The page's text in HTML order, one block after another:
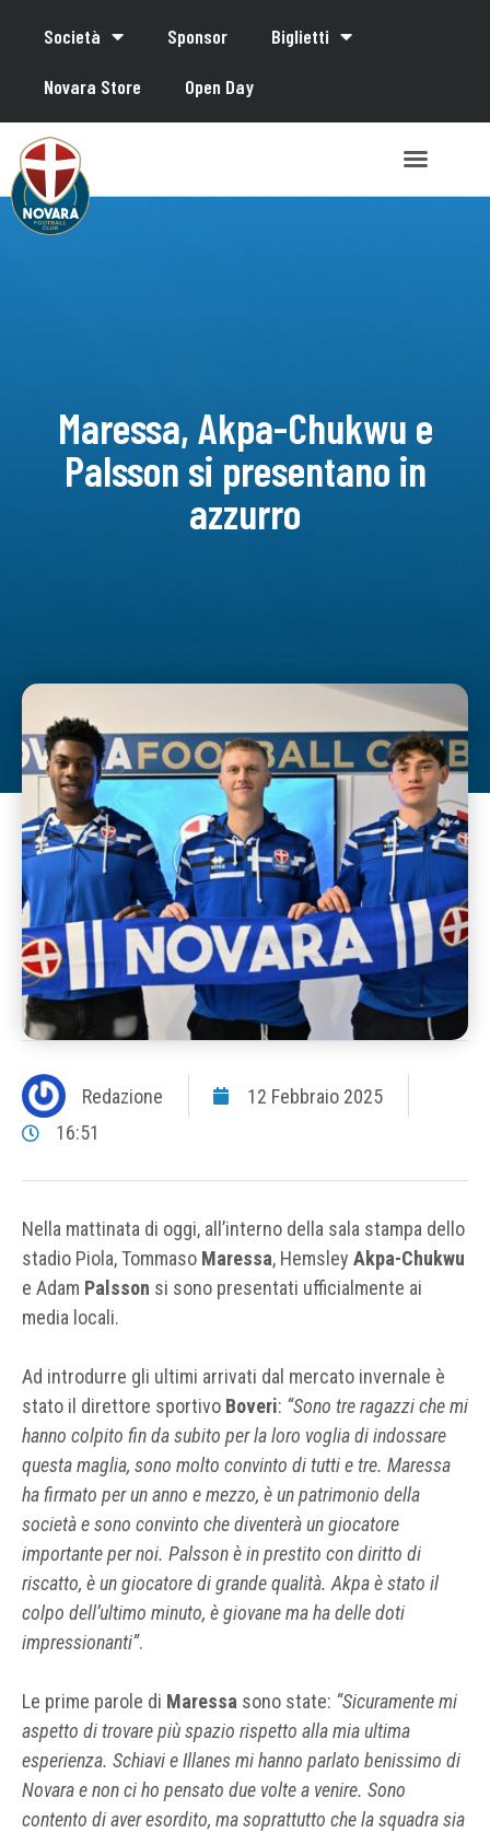
Società Sponsor Biglietti
Novara Store Open Day
Maressa, Akpa-Chukwu e
Palsson si presentano in
azzurro
Redazione
12 Febbraio 2025
16:51
Nella mattinata di oggi, all’interno della sala stampa dello
stadio Piola, Tommaso Maressa, Hemsley Akpa-Chukwu
e Adam Palsson si sono presentati ufficialmente ai
media locali.
Ad introdurre gli ultimi arrivati dal mercato invernale è
stato il direttore sportivo Boveri: “Sono tre ragazzi che mi
hanno colpito fin da subito per la loro voglia di indossare
questa maglia, sono molto convinto di tutti e tre. Maressa
ha firmato per un anno e mezzo, è un patrimonio della
società e sono convinto che diventerà un giocatore
importante per noi. Palsson è in prestito con diritto di
riscatto, è un giocatore di grande qualità. Akpa è stato il
colpo dell’ultimo minuto, è giovane ma ha delle doti
impressionanti”.
Le prime parole di Maressa sono state: “Sicuramente mi
aspetto di trovare più spazio rispetto alla mia ultima
esperienza. Schiavi e Illanes mi hanno parlato benissimo di
Novara e non ci ho pensato due volte a venire. Sono
contento di aver esordito, ma soprattutto che la squadra sia